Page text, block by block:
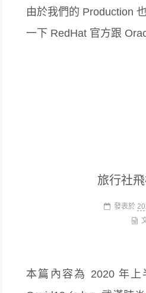
由於我們的 Production
一下 RedHat 官方跟
旅行社
發表於
本篇內容為 2020 年上